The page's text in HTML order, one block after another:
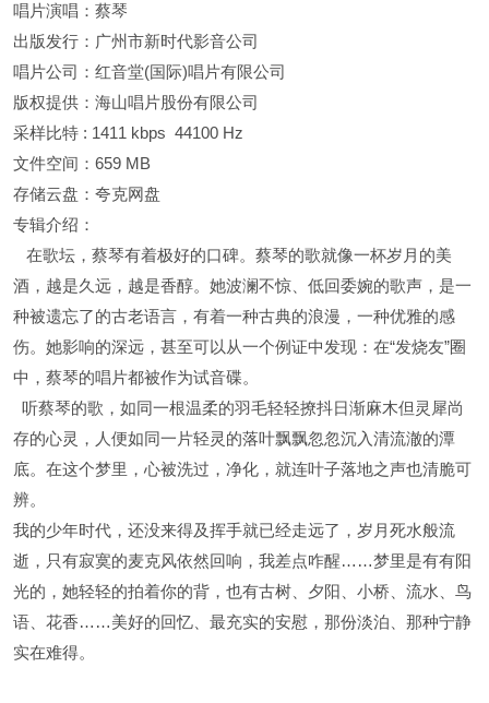
唱片演唱：蔡琴
出版发行：广州市新时代影音公司
唱片公司：红音堂(国际)唱片有限公司
版权提供：海山唱片股份有限公司
采样比特 : 1411 kbps 44100 Hz
文件空间：659 MB
存储云盘：夸克网盘
专辑介绍：
在歌坛，蔡琴有着极好的口碑。蔡琴的歌就像一杯岁月的美
酒，越是久远，越是香醇。她波澜不惊、低回委婉的歌声，是一
种被遗忘了的古老语言，有着一种古典的浪漫，一种优雅的感
伤。她影响的深远，甚至可以从一个例证中发现：在“发烧友”圈
中，蔡琴的唱片都被作为试音碟。
听蔡琴的歌，如同一根温柔的羽毛轻轻撩抖日渐麻木但灵犀尚
存的心灵，人便如同一片轻灵的落叶飘飘忽忽沉入清流澈的潭
底。在这个梦里，心被洗过，净化，就连叶子落地之声也清脆可
辨。
我的少年时代，还没来得及挥手就已经走远了，岁月死水般流
逝，只有寂寞的麦克风依然回响，我差点咋醒……梦里是有有阳
光的，她轻轻的拍着你的背，也有古树、夕阳、小桥、流水、鸟
语、花香……美好的回忆、最充实的安慰，那份淡泊、那种宁静
实在难得。